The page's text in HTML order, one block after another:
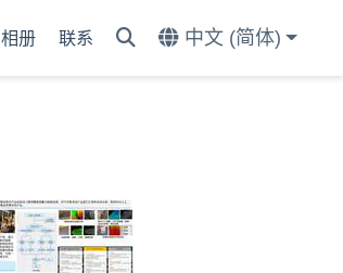
相册 联系 中文 (简体)